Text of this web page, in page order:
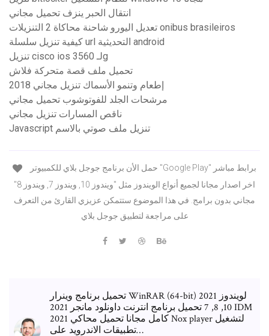
انتقال الحبر ينزف تحميل مجاني
تعديل اليورو شاحنة محاكاة 2 التنزيلات onibus brasileiros
كيفية تنزيل سلسلة url التحديثية android
تنزيل cisco ios لـ 3560g
تحميل ملف قصة متحركة فلاش
إطعام وتنمو الأسماك تنزيل مجاني 2018
مرشحات الجلد للفوتوشوب تحميل مجاني
ناقص المسارات تنزيل مجاني
Javascript تنزيل ملف صوتي بالاسم
اخر اصدار مجانا لجميع أنواع الويندوز مثل "ويندوز 10, ويندوز 7, ويندوز 8"
مجاني بدون برامج. في هذا الموضوع ستتمكن عزيزي القارئ من التعرف
على مراجعة لتطبيق جوجل بلاي
تحميل برنامج وينرار WinRAR (64-bit) 2021 لويندوز
10, 8, 7 تحميل برنامج انترنت داونلود مانجر 2021 IDM
كامل مجانا تحميل محاكي 2021 Nox player لتشغيل
تطبيقات الاندرويد على…